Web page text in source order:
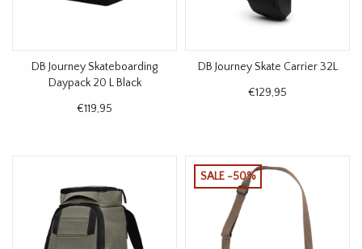
DB Journey Skateboarding
Daypack 20 L Black
€119,95
DB Journey Skate Carrier 32L
€129,95
SALE -50%